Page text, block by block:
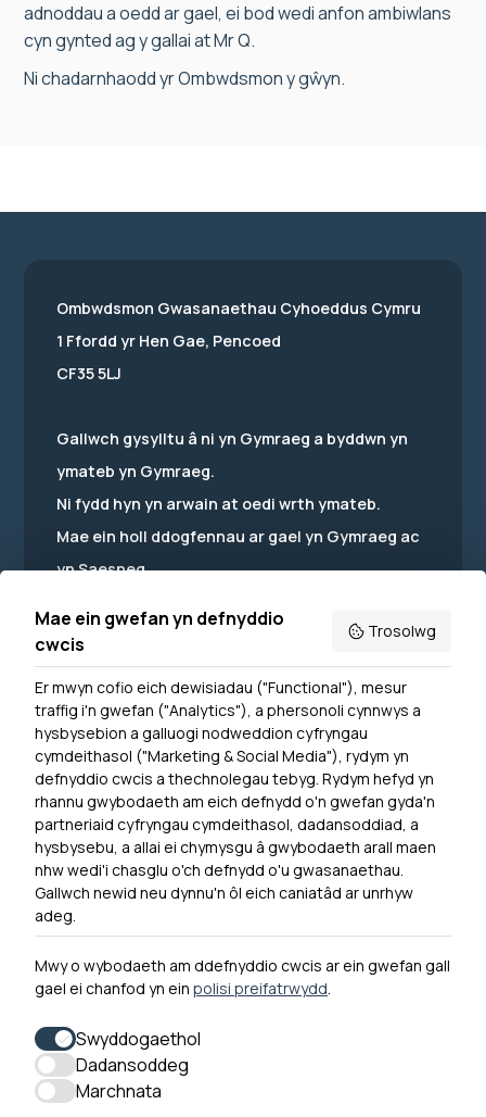
adnoddau a oedd ar gael, ei bod wedi anfon ambiwlans
cyn gynted ag y gallai at Mr Q.
Ni chadarnhaodd yr Ombwdsmon y gŵyn.
Dewislen Troedyn
Newyddion
Ymuno â ni
Hygyrchedd
Hysbysiad Preifatrwydd
Cysylltu â ni
0300 790 0203 Mae ein llinell ffôn ar agor rhwng 10yb-
4yp Dydd Llun - Dydd Gwener
Ombwdsmon Gwasanaethau Cyhoeddus Cymru
1 Ffordd yr Hen Gae, Pencoed
CF35 5LJ
Gallwch gysylltu â ni yn Gymraeg a byddwn yn
ymateb yn Gymraeg.
Ni fydd hyn yn arwain at oedi wrth ymateb.
Mae ein holl ddogfennau ar gael yn Gymraeg ac
yn Saesneg.
Powered by Translate
Mae ein gwefan yn defnyddio
cwcis
Trosolwg
Er mwyn cofio eich dewisiadau ("Functional"), mesur
traffig i'n gwefan ("Analytics"), a phersonoli cynnwys a
hysbysebion a galluogi nodweddion cyfryngau
cymdeithasol ("Marketing & Social Media"), rydym yn
defnyddio cwcis a thechnolegau tebyg. Rydym hefyd yn
rhannu gwybodaeth am eich defnydd o'n gwefan gyda'n
partneriaid cyfryngau cymdeithasol, dadansoddiad, a
hysbysebu, a allai ei chymysgu â gwybodaeth arall maen
nhw wedi'i chasglu o'ch defnydd o'u gwasanaethau.
Gallwch newid neu dynnu'n ôl eich caniatâd ar unrhyw
adeg.
Mwy o wybodaeth am ddefnyddio cwcis ar ein gwefan gall
gael ei chanfod yn ein polisi preifatrwydd.
Swyddogaethol
Dadansoddeg
Marchnata